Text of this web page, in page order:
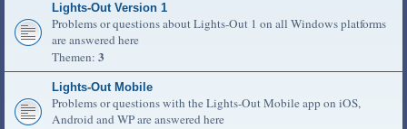
Lights-Out Version 1
Problems or questions about Lights-Out 1 on all Windows platforms
are answered here
Themen: 3
Lights-Out Mobile
Problems or questions with the Lights-Out Mobile app on iOS,
Android and WP are answered here